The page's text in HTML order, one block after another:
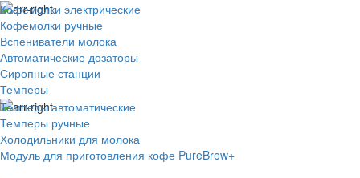
Кофемолки электрические
Кофемолки ручные
Вспениватели молока
Автоматические дозаторы
Сиропные станции
Темперы
Темперы автоматические
Темперы ручные
Холодильники для молока
Модуль для приготовления кофе PureBrew+